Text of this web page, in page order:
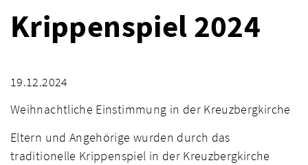
Krippenspiel 2024
19.12.2024
Weihnachtliche Einstimmung in der Kreuzbergkirche
Eltern und Angehörige wurden durch das
traditionelle Krippenspiel in der Kreuzbergkirche